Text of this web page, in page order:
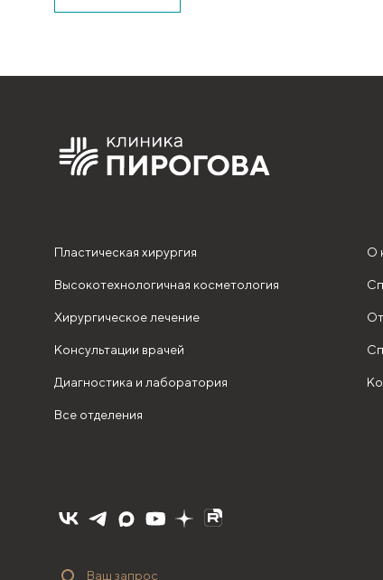
Пластическая хирургия
Высокотехнологичная косметология
Хирургическое лечение
Консультации врачей
Диагностика и лаборатория
Все отделения
О